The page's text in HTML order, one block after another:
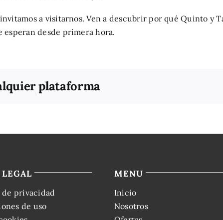
a visitarnos. Ven a descubrir por qué Quinto y
desde primera hora.
plataforma
privacidad
de uso
MENU
Inicio
Nosotros